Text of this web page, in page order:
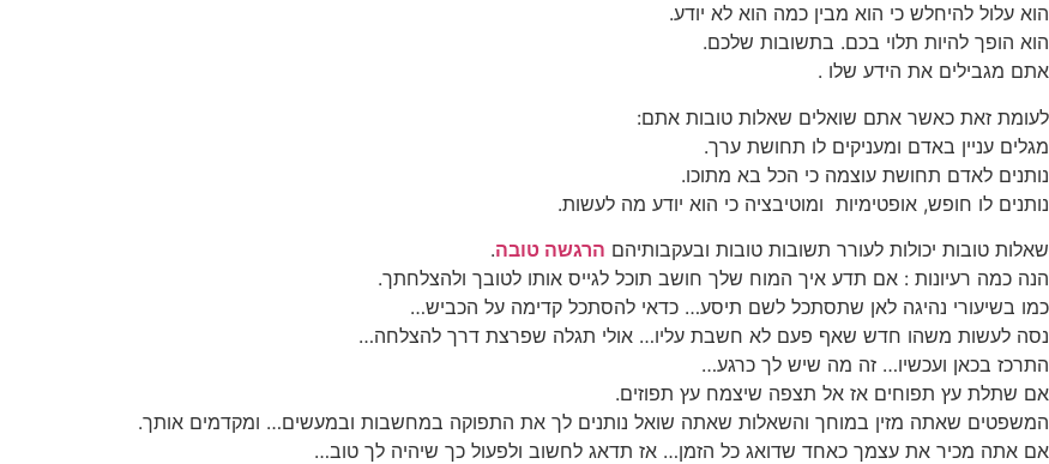
הוא עלול להיחלש כי הוא מבין כמה הוא לא יודע.
הוא הופך להיות תלוי בכם. בתשובות שלכם.
אתם מגבילים את הידע שלו .
לעומת זאת כאשר אתם שואלים שאלות טובות אתם:
מגלים עניין באדם ומעניקים לו תחושת ערך.
נותנים לאדם תחושת עוצמה כי הכל בא מתוכו.
נותנים לו חופש, אופטימיות ומוטיבציה כי הוא יודע מה לעשות.
שאלות טובות יכולות לעורר תשובות טובות ובעקבותיהם הרגשה טובה.
הנה כמה רעיונות : אם תדע איך המוח שלך חושב תוכל לגייס אותו לטובך ולהצלחתך.
כמו בשיעורי נהיגה לאן שתסתכל לשם תיסע… כדאי להסתכל קדימה על הכביש…
נסה לעשות משהו חדש שאף פעם לא חשבת עליו… אולי תגלה שפרצת דרך להצלחה…
התרכז בכאן ועכשיו… זה מה שיש לך כרגע…
אם שתלת עץ תפוחים אז אל תצפה שיצמח עץ תפוזים.
המשפטים שאתה מזין במוחך והשאלות שאתה שואל נותנים לך את התפוקה במחשבות ובמעשים… ומקדמים אותך.
אם אתה מכיר את עצמך כאחד שדואג כל הזמן… אז תדאג לחשוב ולפעול כך שיהיה לך טוב…